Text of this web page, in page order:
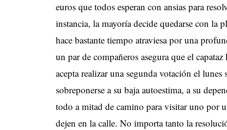
euros que todos esperan con ansias para
instancia, la mayoría decide quedarse con la
hace bastante tiempo atraviesa por una
un par de compañeros asegura que el
acepta realizar una segunda votación el
sobreponerse a su baja autoestima, a su
todo a mitad de camino para visitar uno por
dejen en la calle. No importa tanto la